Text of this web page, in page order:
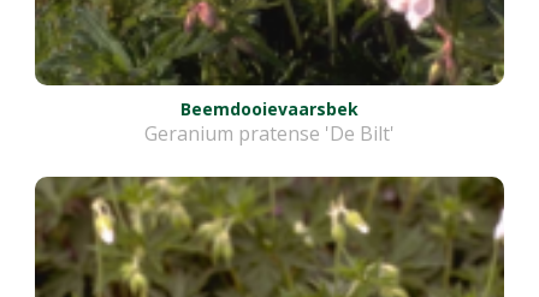
Beemdooievaarsbek
Geranium pratense 'De Bilt'